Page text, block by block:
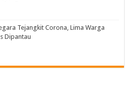
Tejangkit Corona, Lima Warga
Dipantau